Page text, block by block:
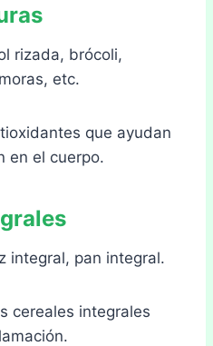
rizada, brócoli,
etc.
que ayudan
en el cuerpo.
integral, pan integral.
cereales integrales